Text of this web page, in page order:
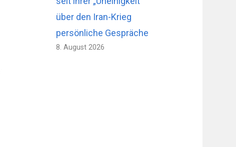
über den Iran-Krieg
persönliche Gespräche
8. August 2026